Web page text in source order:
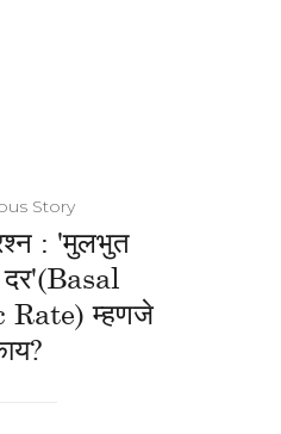
Story
: 'मुलभुत
म्हणजे